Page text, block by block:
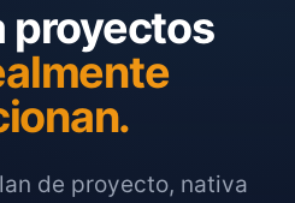
proyectos
de proyecto, nativa